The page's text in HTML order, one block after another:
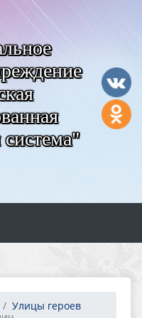
система"
Улицы героев